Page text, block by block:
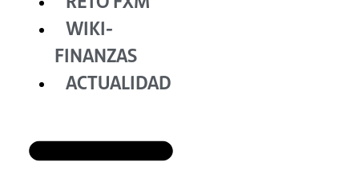
WIKI-
FINANZAS
ACTUALIDAD